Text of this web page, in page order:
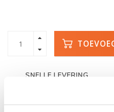
SNELLE LEVERING